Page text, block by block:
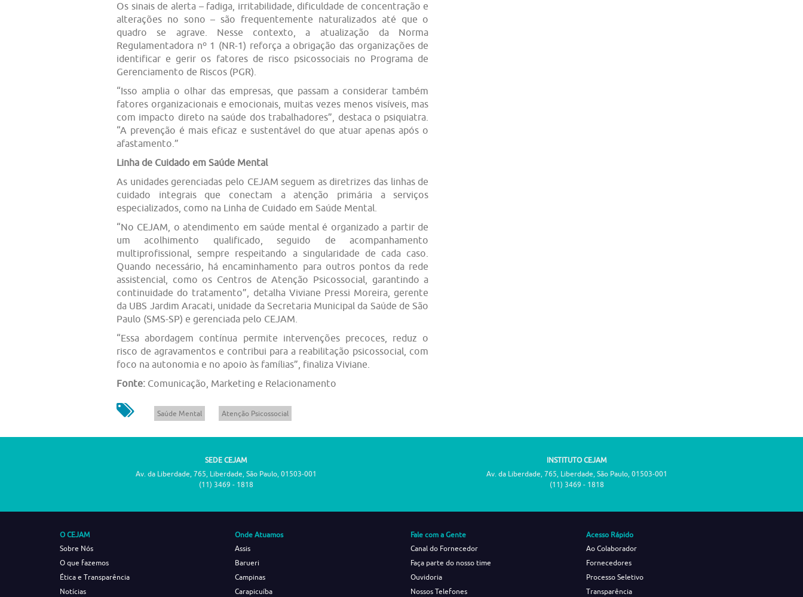
Os sinais de alerta – fadiga, irritabilidade, dificuldade de concentração e
alterações no sono – são frequentemente naturalizados até que o
quadro se agrave. Nesse contexto, a atualização da Norma
Regulamentadora nº 1 (NR-1) reforça a obrigação das organizações de
identificar e gerir os fatores de risco psicossociais no Programa de
Gerenciamento de Riscos (PGR).
“Isso amplia o olhar das empresas, que passam a considerar também
fatores organizacionais e emocionais, muitas vezes menos visíveis, mas
com impacto direto na saúde dos trabalhadores”, destaca o psiquiatra.
“A prevenção é mais eficaz e sustentável do que atuar apenas após o
afastamento.”
Linha de Cuidado em Saúde Mental
As unidades gerenciadas pelo CEJAM seguem as diretrizes das linhas de
cuidado integrais que conectam a atenção primária a serviços
especializados, como na Linha de Cuidado em Saúde Mental.
“No CEJAM, o atendimento em saúde mental é organizado a partir de
um acolhimento qualificado, seguido de acompanhamento
multiprofissional, sempre respeitando a singularidade de cada caso.
Quando necessário, há encaminhamento para outros pontos da rede
assistencial, como os Centros de Atenção Psicossocial, garantindo a
continuidade do tratamento”, detalha Viviane Pressi Moreira, gerente
da UBS Jardim Aracati, unidade da Secretaria Municipal da Saúde de São
Paulo (SMS-SP) e gerenciada pelo CEJAM.
“Essa abordagem contínua permite intervenções precoces, reduz o
risco de agravamentos e contribui para a reabilitação psicossocial, com
foco na autonomia e no apoio às famílias”, finaliza Viviane.
Fonte: Comunicação, Marketing e Relacionamento
Saúde Mental Atenção Psicossocial
SEDE CEJAM
Av. da Liberdade, 765, Liberdade, São Paulo, 01503-001
(11) 3469 - 1818
INSTITUTO CEJAM
Av. da Liberdade, 765, Liberdade, São Paulo, 01503-001
(11) 3469 - 1818
O CEJAM
Sobre Nós
O que fazemos
Ética e Transparência
Notícias
Onde Atuamos
Assis
Barueri
Campinas
Carapicuíba
Fale com a Gente
Canal do Fornecedor
Faça parte do nosso time
Ouvidoria
Nossos Telefones
Acesso Rápido
Ao Colaborador
Fornecedores
Processo Seletivo
Transparência